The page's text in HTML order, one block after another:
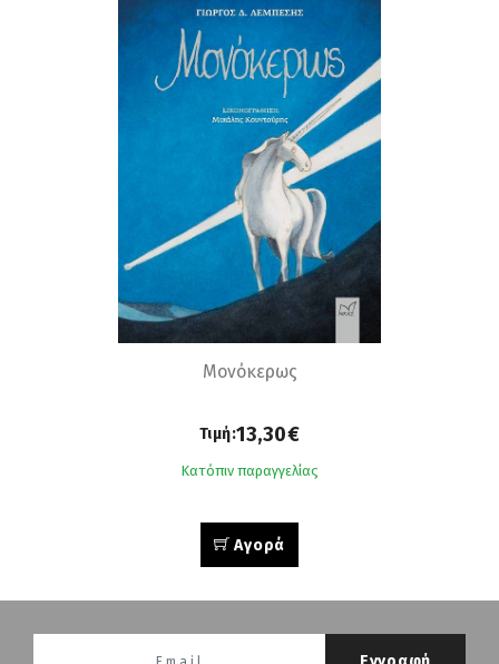
Μονόκερως
Τιμή:13,30€
Κατόπιν παραγγελίας
Αγορά